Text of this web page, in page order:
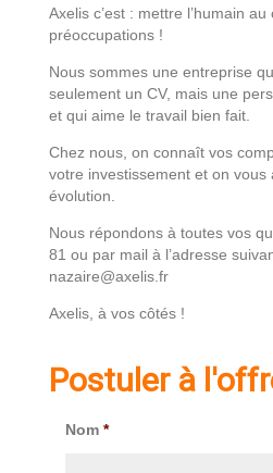
Axelis c’est : mettre l’humain
préoccupations !
Nous sommes une entreprise
seulement un CV, mais une
et qui aime le travail bien fait.
Chez nous, on connaît vos
votre investissement et on vous
évolution.
Nous répondons à toutes vos
81 ou par mail à l’adresse
nazaire@axelis.fr
Axelis, à vos côtés !
Postuler à
Nom *